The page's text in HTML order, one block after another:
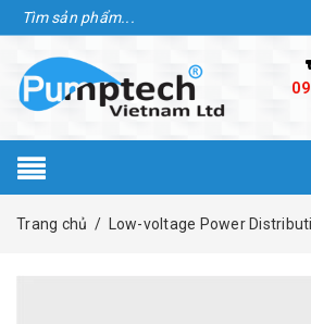
Trang chủ / Low-voltage Power